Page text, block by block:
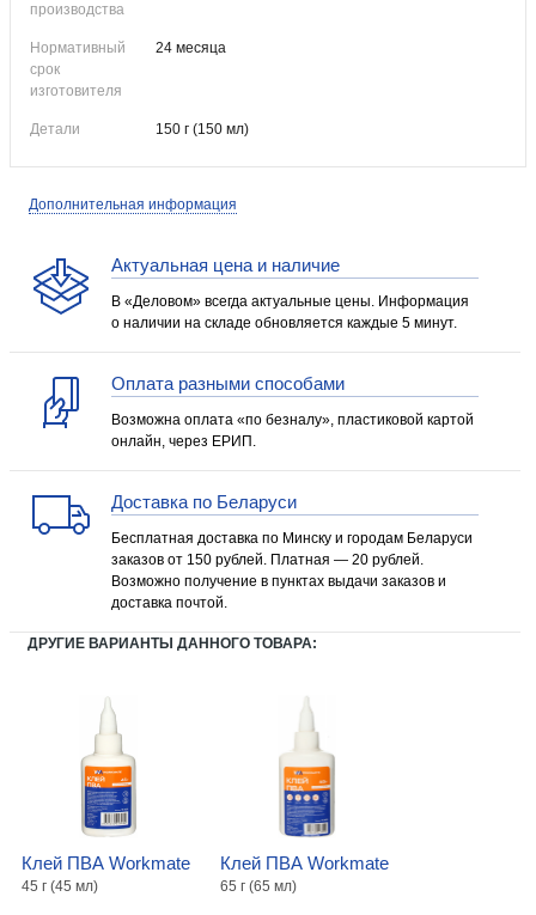
производства
Нормативный
срок
изготовителя
24 месяца
Детали 150 г (150 мл)
Дополнительная информация
Актуальная цена и наличие
В «Деловом» всегда актуальные цены. Информация
о наличии на складе обновляется каждые 5 минут.
Оплата разными способами
Возможна оплата «по безналу», пластиковой картой
онлайн, через ЕРИП.
Доставка по Беларуси
Бесплатная доставка по Минску и городам Беларуси
заказов от 150 рублей. Платная — 20 рублей.
Возможно получение в пунктах выдачи заказов и
доставка почтой.
ДРУГИЕ ВАРИАНТЫ ДАННОГО ТОВАРА:
Клей ПВА Workmate
45 г (45 мл)
Клей ПВА Workmate
65 г (65 мл)